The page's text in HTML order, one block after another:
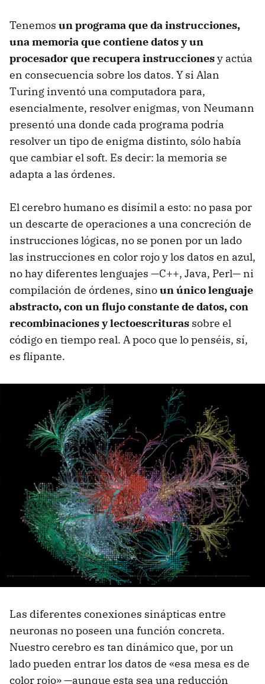
Tenemos un programa que da instrucciones,
una memoria que contiene datos y un
procesador que recupera instruccionesy actúa
en consecuencia sobre los datos. Y si Alan
Turing inventó una computadora para,
esencialmente, resolver enigmas, von Neumann
presentó una donde cada programa podría
resolver un tipo de enigma distinto, sólo había
que cambiar el soft. Es decir: la memoria se
adapta a las órdenes.
El cerebro humano es disímil a esto: no pasa por
un descarte de operaciones a una concreción de
instrucciones lógicas, no se ponen por un lado
las instrucciones en color rojo y los datos en azul,
no hay diferentes lenguajes —C++, Java, Perl— ni
compilación de órdenes, sinoun único lenguaje
abstracto, con un flujo constante de datos, con
recombinaciones y lectoescrituras sobre el
código en tiempo real. A poco que lo penséis, sí,
es flipante.
Las diferentes conexiones sinápticas entre
neuronas no poseen una función concreta.
Nuestro cerebro es tan dinámico que, por un
lado pueden entrar los datos de «esa mesa es de
color rojo» —aunque esta sea una reducción